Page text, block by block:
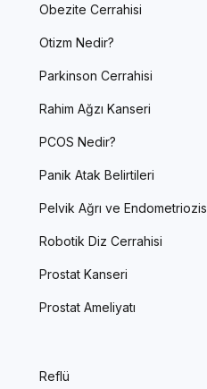
Obezite Cerrahisi
Otizm Nedir?
Parkinson Cerrahisi
Rahim Ağzı Kanseri
PCOS Nedir?
Panik Atak Belirtileri
Pelvik Ağrı ve Endometriozis
Robotik Diz Cerrahisi
Prostat Kanseri
Prostat Ameliyatı
Reflü